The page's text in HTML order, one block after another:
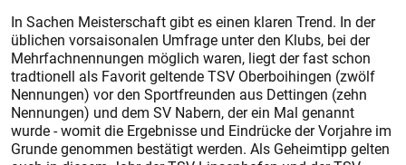
In Sachen Meisterschaft gibt es einen klaren Trend. In der
üblichen vorsaisonalen Umfrage unter den Klubs, bei der
Mehrfachnennungen möglich waren, liegt der fast schon
tradtionell als Favorit geltende TSV Oberboihingen (zwölf
Nennungen) vor den Sportfreunden aus Dettingen (zehn
Nennungen) und dem SV Nabern, der ein Mal genannt
wurde - womit die Ergebnisse und Eindrücke der Vorjahre im
Grunde genommen bestätigt werden. Als Geheimtipp gelten